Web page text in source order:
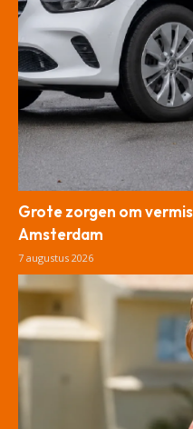
Grote zorgen om
Amsterdam
7 augustus 2026